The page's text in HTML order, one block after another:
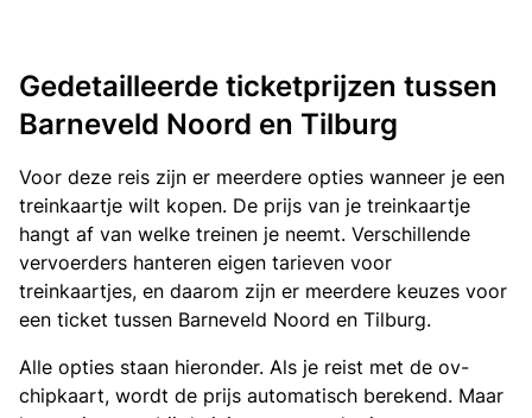
Gedetailleerde ticketprijzen tussen
Barneveld Noord en Tilburg
Voor deze reis zijn er meerdere opties wanneer je een
treinkaartje wilt kopen. De prijs van je treinkaartje
hangt af van welke treinen je neemt. Verschillende
vervoerders hanteren eigen tarieven voor
treinkaartjes, en daarom zijn er meerdere keuzes voor
een ticket tussen Barneveld Noord en Tilburg.
Alle opties staan hieronder. Als je reist met de ov-
chipkaart, wordt de prijs automatisch berekend. Maar